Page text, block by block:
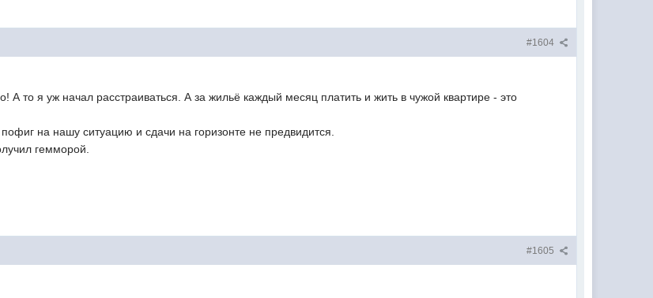
#1604
А то я уж начал расстраиваться. А за жильё каждый месяц платить и жить в чужой квартире - это
на нашу ситуацию и сдачи на горизонте не предвидится.
гемморой.
#1605